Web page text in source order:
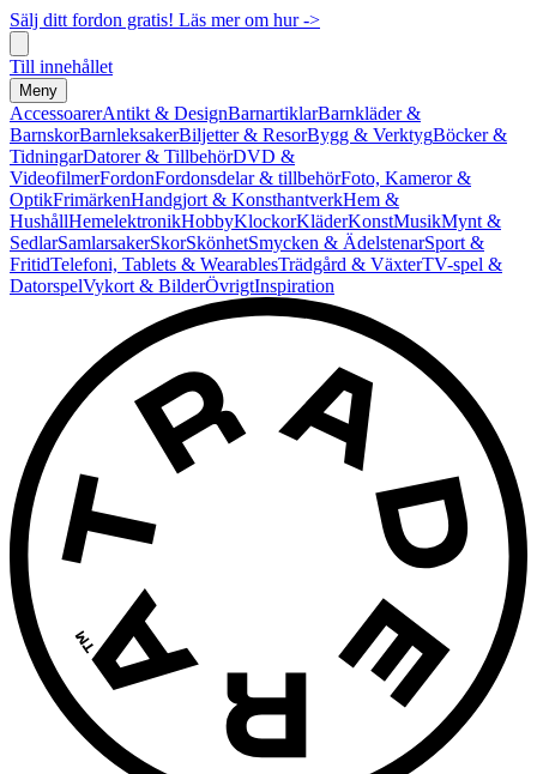
Sälj ditt fordon gratis! Läs mer om hur ->
Till innehållet
Meny
AccessoarerAntikt & DesignBarnartiklarBarnkläder &
BarnskorBarnleksakerBiljetter & ResorBygg & VerktygBöcker &
TidningarDatorer & TillbehörDVD &
VideofilmerFordonFordonsdelar & tillbehörFoto, Kameror &
OptikFrimärkenHandgjort & KonsthantverkHem &
HushållHemelektronikHobbyKlockorKläderKonstMusikMynt &
SedlarSamlarsakerSkorSkönhetSmycken & ÄdelstenarSport &
FritidTelefoni, Tablets & WearablesTrädgård & VäxterTV-spel &
DatorspelVykort & BilderÖvrigtInspiration